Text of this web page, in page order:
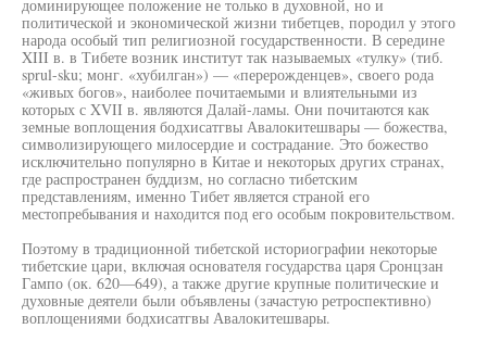
доминирующее положение не только в духовной, но и
политической и экономической жизни тибетцев, породил у этого
народа особый тип религиозной государственности. В середине
XIII в. в Тибете возник институт так называемых «тулку» (тиб.
sprul-sku; монг. «хубилган») — «перерожденцев», своего рода
«живых богов», наиболее почитаемыми и влиятельными из
которых с XVII в. являются Далай-ламы. Они почитаются как
земные воплощения бодхисатгвы Авалокитешвары — божества,
символизирующего милосердие и сострадание. Это божество
исключительно популярно в Китае и некоторых других странах,
где распространен буддизм, но согласно тибетским
представлениям, именно Тибет является страной его
местопребывания и находится под его особым покровительством.
Поэтому в традиционной тибетской историографии некоторые
тибетские цари, включая основателя государства царя Сронцзан
Гампо (ок. 620—649), а также другие крупные политические и
духовные деятели были объявлены (зачастую ретроспективно)
воплощениями бодхисатгвы Авалокитешвары.